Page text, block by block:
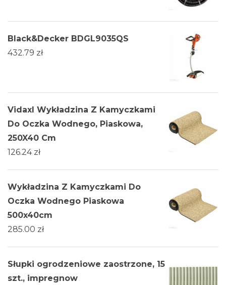
Black&Decker BDGL9035QS
432.79 zł
Vidaxl Wykładzina Z Kamyczkami
Do Oczka Wodnego, Piaskowa,
250X40 Cm
126.24 zł
Wykładzina Z Kamyczkami Do
Oczka Wodnego Piaskowa
500x40cm
285.00 zł
Słupki ogrodzeniowe zaostrzone, 15
szt., impregnow